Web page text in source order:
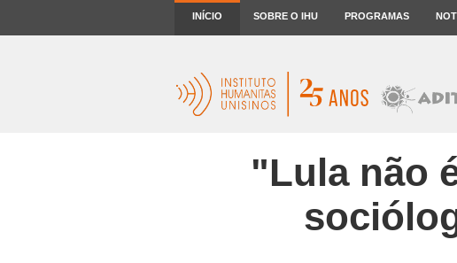
INÍCIO SOBRE O IHU PROGRAMAS
"Lula não